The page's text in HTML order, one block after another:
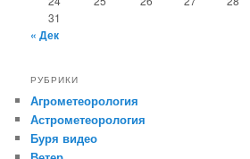
31
« Дек
РУБРИКИ
Агрометеорология
Астрометеорология
Буря видео